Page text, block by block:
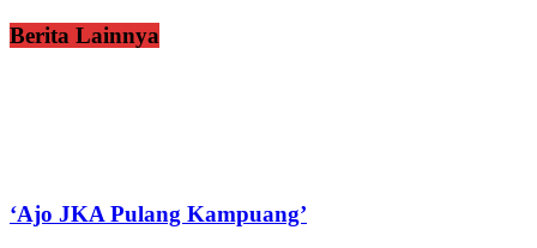
Berita Lainnya
‘Ajo JKA Pulang Kampuang’